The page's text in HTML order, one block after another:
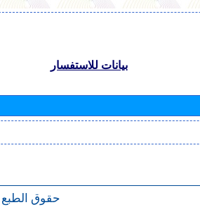
بيانات للاستفسار
حقوق الطبع